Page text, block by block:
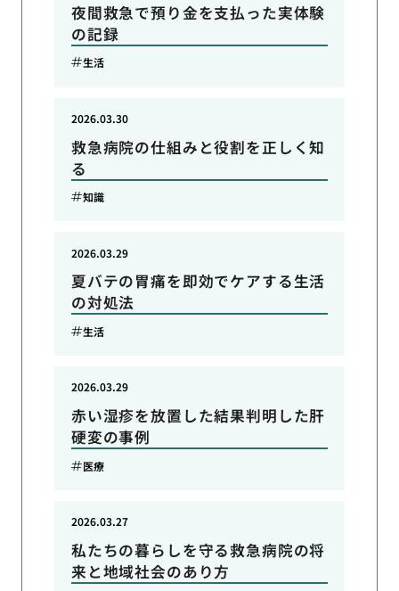
夜間救急で預り金を支払った実体験
の記録
生活
救急病院の仕組みと役割を正しく知
る
2026.03.30
知識
夏バテの胃痛を即効でケアする生活
の対処法
2026.03.29
生活
赤い湿疹を放置した結果判明した肝
硬変の事例
2026.03.29
医療
私たちの暮らしを守る救急病院の将
来と地域社会のあり方
2026.03.27